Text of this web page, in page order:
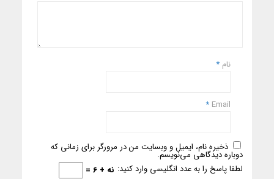
نام *
Email
*
ذخیره نام، ایمیل و وبسایت من در مرورگر برای زمانی که
دوباره دیدگاهی می‌نویسم.
لطفا پاسخ را به عدد انگلیسی وارد کنید: نه + 6 =